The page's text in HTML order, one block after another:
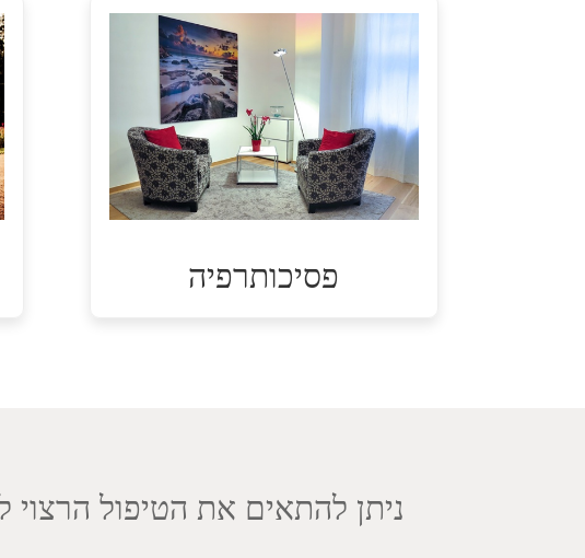
פסיכותרפיה
ניתן להתאים את הטיפול הרצוי